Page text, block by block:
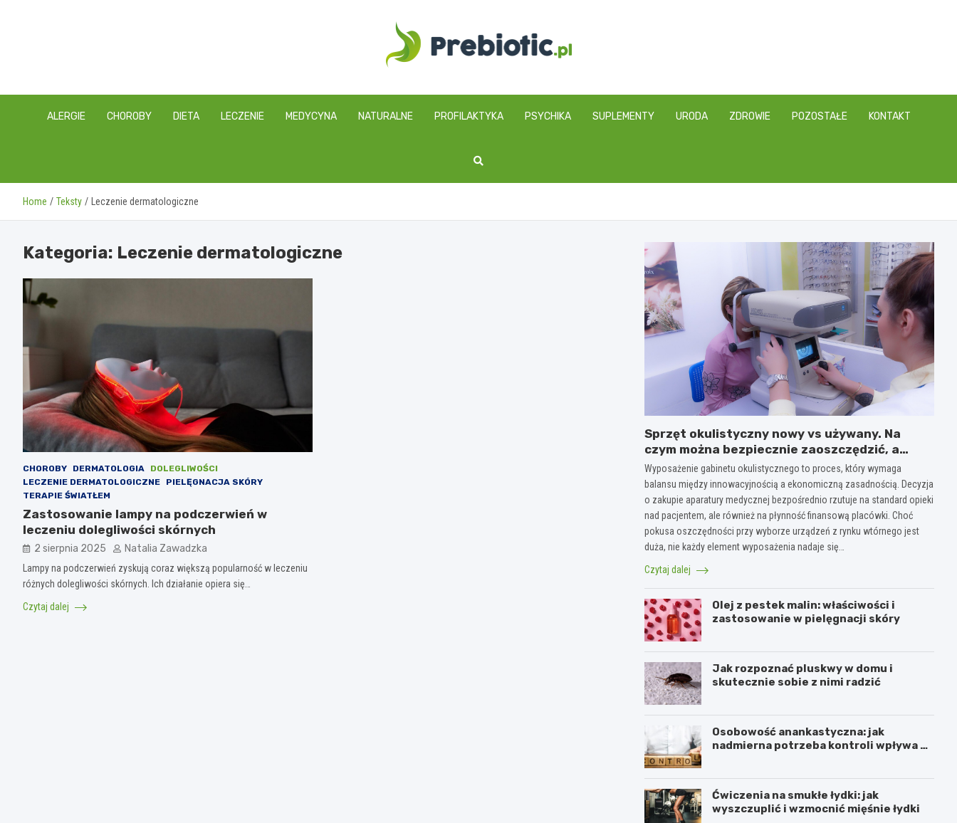
prebiotic.pl
ALERGIE CHOROBY DIETA LECZENIE MEDYCYNA NATURALNE PROFILAKTYKA PSYCHIKA SUPLEMENTY URODA ZDROWIE POZOSTAŁE KONTAKT
Home Teksty Leczenie dermatologiczne
Kategoria: Leczenie dermatologiczne
CHOROBY DERMATOLOGIA
DOLEGLIWOŚCI
LECZENIE DERMATOLOGICZNE
PIELĘGNACJA SKÓRY
TERAPIE ŚWIATŁEM
Zastosowanie lampy na podczerwień w
leczeniu dolegliwości skórnych
2 sierpnia 2025 Natalia Zawadzka
Lampy na podczerwień zyskują coraz większą popularność w leczeniu
różnych dolegliwości skórnych. Ich działanie opiera się…
Czytaj dalej
Sprzęt okulistyczny nowy vs używany. Na
czym można bezpiecznie zaoszczędzić, a
gdzie nie warto ryzykować?
Wyposażenie gabinetu okulistycznego to proces, który wymaga
balansu między innowacyjnością a ekonomiczną zasadnością. Decyzja
o zakupie aparatury medycznej bezpośrednio rzutuje na standard opieki
nad pacjentem, ale również na płynność finansową placówki. Choć
pokusa oszczędności przy wyborze urządzeń z rynku wtórnego jest
duża, nie każdy element wyposażenia nadaje się…
Czytaj dalej
Olej z pestek malin: właściwości i
zastosowanie w pielęgnacji skóry
Jak rozpoznać pluskwy w domu i
skutecznie sobie z nimi radzić
Osobowość anankastyczna: jak
nadmierna potrzeba kontroli wpływa na
Ćwiczenia na smukłe łydki: jak
wyszczuplić i wzmocnić mięśnie łydki